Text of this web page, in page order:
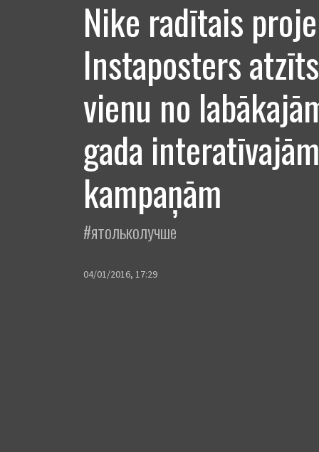
Nike radītais
Instaposters
vienu no
gada interatīvajām
kampaņām
#ятольколучше
04/01/2016, 17:29